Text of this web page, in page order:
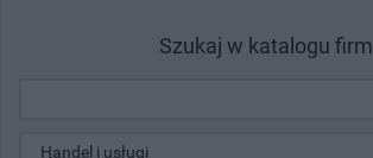
Szukaj w katalogu firm